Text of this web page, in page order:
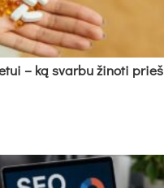
– ką svarbu žinoti prieš